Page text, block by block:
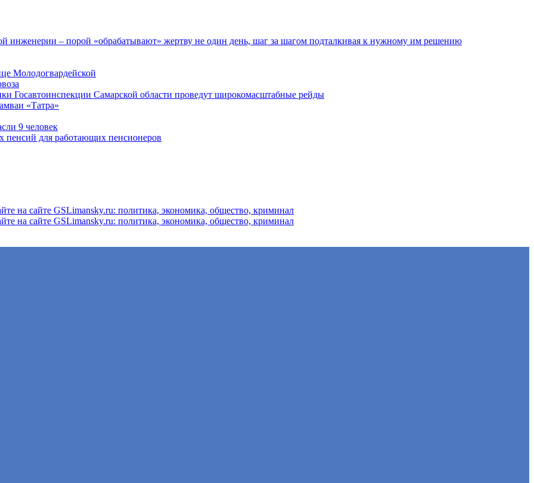
инженерии – порой «обрабатывают» жертву не один день, шаг за шагом подталкивая к нужному им решению
Молодогвардейской
Госавтоинспекции Самарской области проведут широкомасштабные рейды
«Татра»
9 человек
пенсий для работающих пенсионеров